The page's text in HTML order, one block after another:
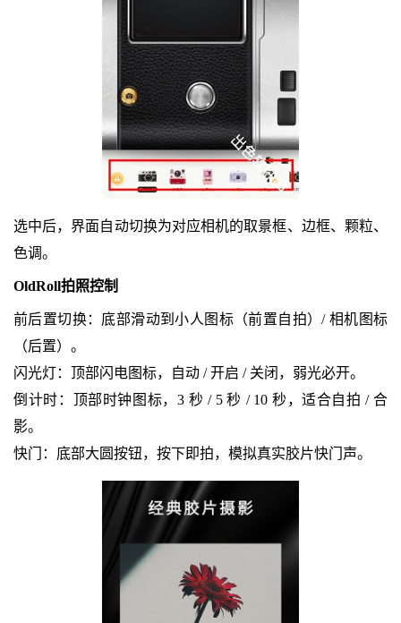
选中后，界面自动切换为对应相机的取景框、边框、颗粒、
色调。
OldRoll拍照控制
前后置切换：底部滑动到小人图标（前置自拍）/ 相机图标
（后置）。
闪光灯：顶部闪电图标，自动 / 开启 / 关闭，弱光必开。
倒计时：顶部时钟图标，3 秒 / 5 秒 / 10 秒，适合自拍 / 合
影。
快门：底部大圆按钮，按下即拍，模拟真实胶片快门声。